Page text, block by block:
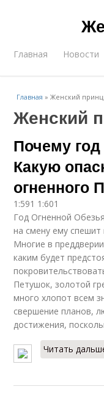
Главная Новости
Главная »Женский
Женский
Почему
Какую
огненного
1:591 1:601
Год Огненной
на смену ему спешит
Многие в
каким будет
Петушок, золотой
много хлопот всем
свершение планов,
достижения,
Читать